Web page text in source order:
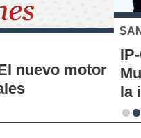
Tomás y Red
firman alianza
en los